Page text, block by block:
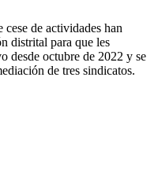
de actividades han
distrital para que les
desde octubre de 2022 y se
de tres sindicatos.